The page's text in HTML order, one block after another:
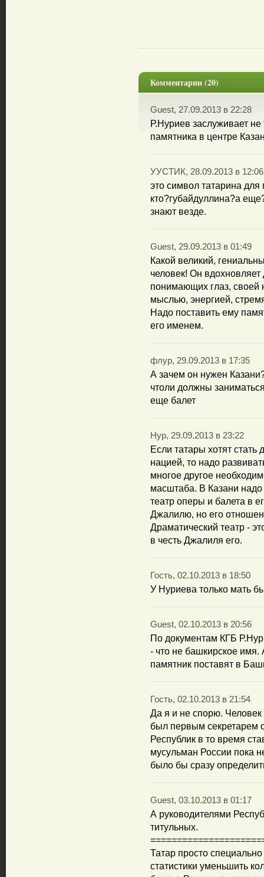
Комментарии (20)
Guest, 27.09.2013 в 22:28
Р.Нуриев заслуживает
памятника в центре
УУСТИК, 28.09.2013 в 12:06
это символ татарина
кто?губайдуллина?а
знают везде.
Guest, 29.09.2013 в 01:49
Какой великий,
человек! Он
понимающих глаз, своей
мыслью, энергией,
Надо поставить ему
его именем.
флур, 29.09.2013 в 17:35
А зачем он нужен
чтоли должны
еще балет
Нур, 29.09.2013 в 23:22
Если татары хотят стать
нацией, то надо
многое другое
масштаба. В Казани надо
театр оперы и балета в
Джалилю, но его
Драматический театр -
в честь Джалиля его.
Гость, 02.10.2013 в 18:50
У Нуриева только мать
Guest, 02.10.2013 в 20:56
По документам КГБ
- что не башкирское имя.
памятник поставят в
Гость, 02.10.2013 в 21:54
Да я и не спорю.
был первым секретарем
Республик в то время
мусульман России пока
было бы сразу
Guest, 03.10.2013 в 01:17
А руководителями
титульных.
Татар просто
статистики уменьшить